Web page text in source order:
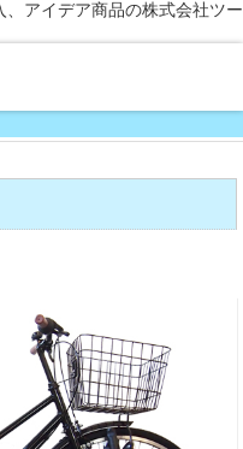
アイデア商品の株式会社ツー